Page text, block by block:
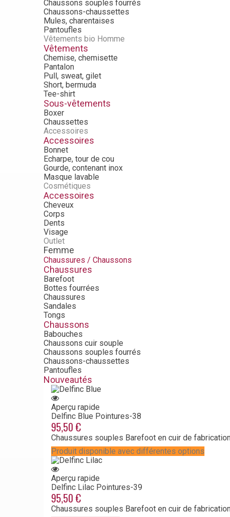
Chaussons souples fourrés
Chaussons-chaussettes
Mules, charentaises
Pantoufles
Vêtements bio Homme
Vêtements
Chemise, chemisette
Pantalon
Pull, sweat, gilet
Short, bermuda
Tee-shirt
Sous-vêtements
Boxer
Chaussettes
Accessoires
Accessoires
Bonnet
Echarpe, tour de cou
Gourde, contenant inox
Masque lavable
Cosmétiques
Accessoires
Cheveux
Corps
Dents
Visage
Outlet
Femme
Chaussures / Chaussons
Chaussures
Barefoot
Bottes fourrées
Chaussures
Sandales
Tongs
Chaussons
Babouches
Chaussons cuir souple
Chaussons souples fourrés
Chaussons-chaussettes
Pantoufles
Nouveautés
Aperçu rapide
Delfinc Blue Pointures-38
95,50 €
Chaussures souples Barefoot en cuir de
Produit disponible avec différentes options
Aperçu rapide
Delfinc Lilac Pointures-39
95,50 €
Chaussures souples Barefoot en cuir de